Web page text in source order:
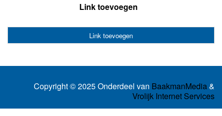
Link toevoegen
Link toevoegen
Copyright © 2025 Onderdeel van BaakmanMedia&
Vrolijk Internet Services